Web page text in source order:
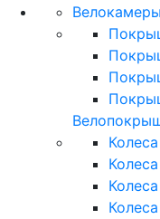
Велокамеры